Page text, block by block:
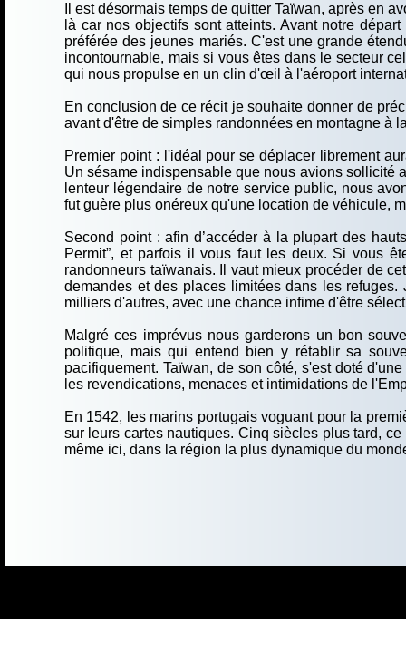
En 1542, les marins portugais voguant pour la
sur leurs cartes nautiques. Cinq siècles plus tard,
même ici, dans la région la plus dynamique du
Second point : afin d’accéder à la plupart des
Permit”, et parfois il vous faut les deux. Si vous
randonneurs taïwanais. Il vaut mieux procéder de
demandes et des places limitées dans les
milliers d'autres, avec une chance infime d'être
Il est désormais temps de quitter Taïwan, après en
là car nos objectifs sont atteints. Avant notre
préférée des jeunes mariés. C'est une grande
incontournable, mais si vous êtes dans le secteur
qui nous propulse en un clin d'œil à l'aéroport
En conclusion de ce récit je souhaite donner de
avant d'être de simples randonnées en montagne à
Premier point : l'idéal pour se déplacer librement
Un sésame indispensable que nous avions sollicité
lenteur légendaire de notre service public, nous
fut guère plus onéreux qu'une location de véhicule,
Malgré ces imprévus nous garderons un bon
politique, mais qui entend bien y rétablir sa
pacifiquement. Taïwan, de son côté, s'est doté
les revendications, menaces et intimidations de